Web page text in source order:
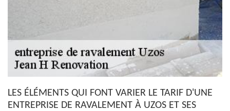
LES ÉLÉMENTS QUI FONT VARIER LE TARIF D'UNE
ENTREPRISE DE RAVALEMENT À UZOS ET SES